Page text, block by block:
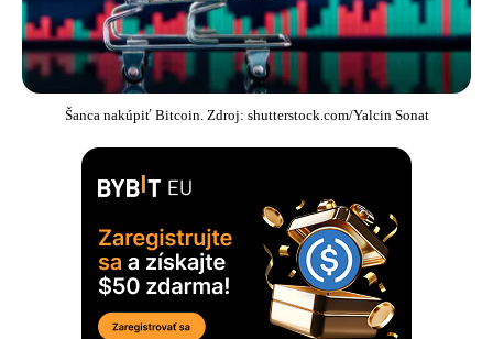
Šanca nakúpiť Bitcoin. Zdroj: shutterstock.com/Yalcin Sonat